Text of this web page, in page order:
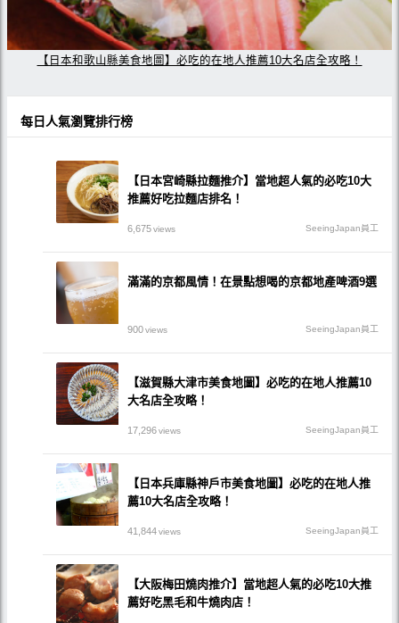
【日本和歌山縣美食地圖】必吃的在地人推薦10大名店全攻略！
每日人氣瀏覽排行榜
【日本宮崎縣拉麵推介】當地超人氣的必吃10大
推薦好吃拉麵店排名！
6,675views SeeingJapan員工
滿滿的京都風情！在景點想喝的京都地產啤酒9選
900views SeeingJapan員工
【滋賀縣大津市美食地圖】必吃的在地人推薦10
大名店全攻略！
17,296views SeeingJapan員工
【日本兵庫縣神戶市美食地圖】必吃的在地人推
薦10大名店全攻略！
41,844views SeeingJapan員工
【大阪梅田燒肉推介】當地超人氣的必吃10大推
薦好吃黑毛和牛燒肉店！